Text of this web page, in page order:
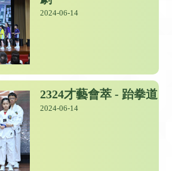
2024-06-14
2324才藝會萃 - 跆拳道
2024-06-14